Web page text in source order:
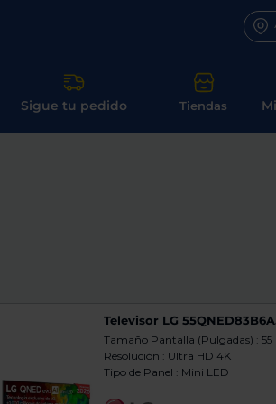
Sigue tu pedido Tiendas
Televisor LG
Tamaño Pantalla (Pulgadas) : 55
Resolución : Ultra HD 4K
Tipo de Panel : Mini LED